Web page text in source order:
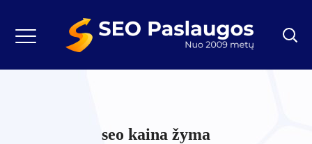
seo kaina žyma